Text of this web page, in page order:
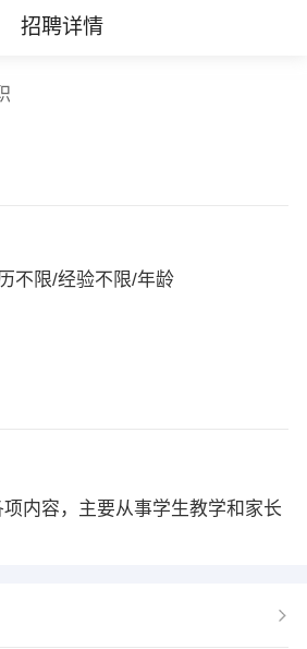
招聘详情
不限/经验不限/年龄
内容，主要从事学生教学和家长